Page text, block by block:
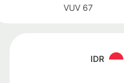
67
VUV
IDR